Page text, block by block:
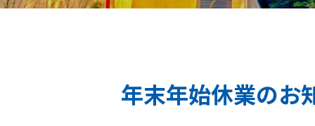
年末年始休業のお